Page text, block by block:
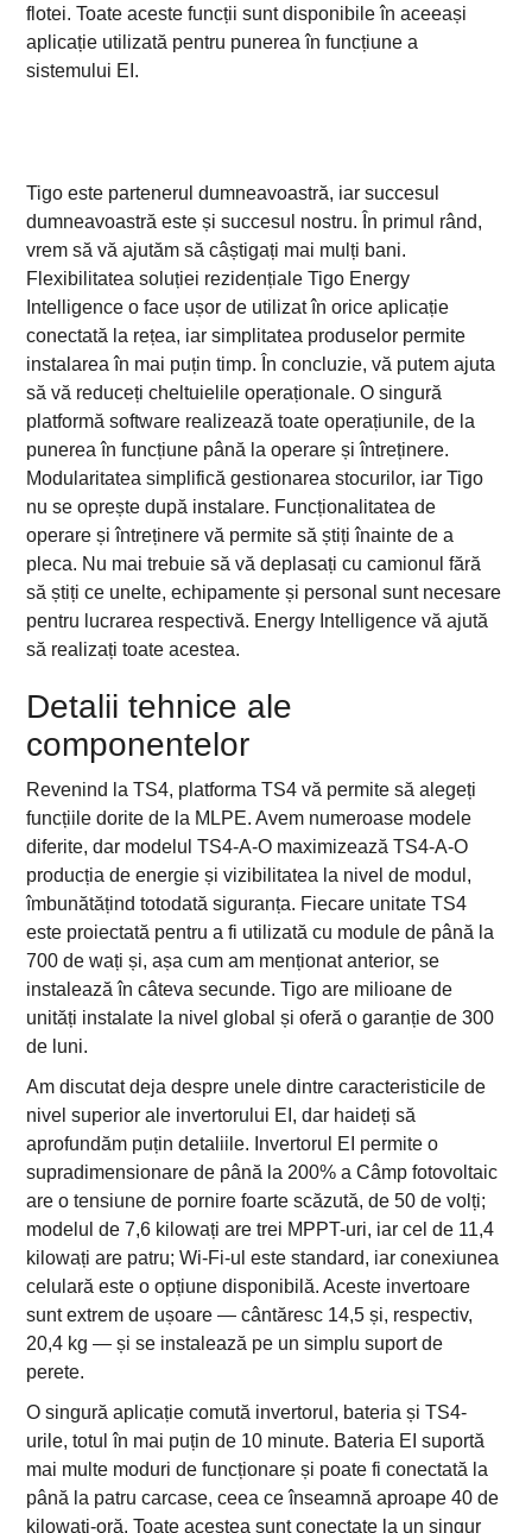
flotei. Toate aceste funcții sunt disponibile în aceeași
aplicație utilizată pentru punerea în funcțiune a
sistemului EI.
Tigo este partenerul dumneavoastră, iar succesul
dumneavoastră este și succesul nostru. În primul rând,
vrem să vă ajutăm să câștigați mai mulți bani.
Flexibilitatea soluției rezidențiale Tigo Energy
Intelligence o face ușor de utilizat în orice aplicație
conectată la rețea, iar simplitatea produselor permite
instalarea în mai puțin timp. În concluzie, vă putem ajuta
să vă reduceți cheltuielile operaționale. O singură
platformă software realizează toate operațiunile, de la
punerea în funcțiune până la operare și întreținere.
Modularitatea simplifică gestionarea stocurilor, iar Tigo
nu se oprește după instalare. Funcționalitatea de
operare și întreținere vă permite să știți înainte de a
pleca. Nu mai trebuie să vă deplasați cu camionul fără
să știți ce unelte, echipamente și personal sunt necesare
pentru lucrarea respectivă. Energy Intelligence vă ajută
să realizați toate acestea.
Detalii tehnice ale
componentelor
Revenind la TS4, platforma TS4 vă permite să alegeți
funcțiile dorite de la MLPE. Avem numeroase modele
diferite, dar modelul TS4-A-O maximizează TS4-A-O
producția de energie și vizibilitatea la nivel de modul,
îmbunătățind totodată siguranța. Fiecare unitate TS4
este proiectată pentru a fi utilizată cu module de până la
700 de wați și, așa cum am menționat anterior, se
instalează în câteva secunde. Tigo are milioane de
unități instalate la nivel global și oferă o garanție de 300
de luni.
Am discutat deja despre unele dintre caracteristicile de
nivel superior ale invertorului EI, dar haideți să
aprofundăm puțin detaliile. Invertorul EI permite o
supradimensionare de până la 200% a Câmp fotovoltaic
are o tensiune de pornire foarte scăzută, de 50 de volți;
modelul de 7,6 kilowați are trei MPPT-uri, iar cel de 11,4
kilowați are patru; Wi-Fi-ul este standard, iar conexiunea
celulară este o opțiune disponibilă. Aceste invertoare
sunt extrem de ușoare — cântăresc 14,5 și, respectiv,
20,4 kg — și se instalează pe un simplu suport de
perete.
O singură aplicație comută invertorul, bateria și TS4-
urile, totul în mai puțin de 10 minute. Bateria EI suportă
mai multe moduri de funcționare și poate fi conectată la
până la patru carcase, ceea ce înseamnă aproape 40 de
kilowați-oră. Toate acestea sunt conectate la un singur